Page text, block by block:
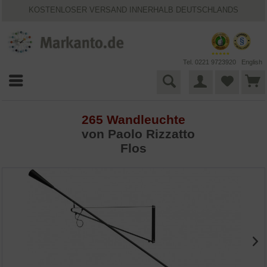
KOSTENLOSER VERSAND INNERHALB DEUTSCHLANDS
BESTPRICE-GARANTIE
Tel. 0221 9723920 English
265 Wandleuchte
von Paolo Rizzatto
Flos